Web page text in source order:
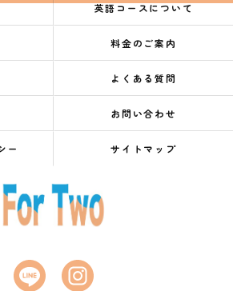
英語コースについて
料金のご案内
よくある質問
お問い合わせ
ー サイトマップ